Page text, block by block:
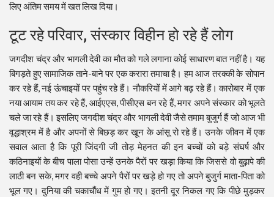
लिए अंतिम समय में खत लिख दिया।
टूट रहे परिवार, संस्कार विहीन हो रहे हैं लोग
जगदीश चंद्र और भागली देवी का मौत को गले लगाना कोई साधारण बात नहीं है। यह
बिगड़ते हुए सामाजिक ताने-बाने पर एक करारा तमाचा है। हम आज तरक्की के सोपान
कर रहे हैं, नई ऊंचाइयों पर पहुंच रहे हैं। नौकरियों में आगे बढ़ रहे हैं। कारोबार में एक
नया आयाम तय कर रहे हैं, आईएएस, पीसीएस बन रहे हैं, मगर अपने संस्कार को भूलते
चले जा रहे हैं। इसलिए जगदीश चंद्र और भागली देवी जैसे तमाम बुजुर्ग हैं जो आज भी
वृद्धाश्रम में है और अपनों से बिछड़ कर खून के आंसू रो रहे हैं। उनके जीवन में एक
सवाल आता है कि पूरी जिंदगी जी तोड़ मेहनत की इन बच्चों को बड़े संघर्ष और
कठिनाइयों के बीच पाला पोसा उन्हें उनके पैरों पर खड़ा किया कि जिससे वो बुढ़ापे की
लाठी बन सके, मगर वही बच्चे अपने पैरों पर खड़े हो गए तो अपने बुजुर्ग माता-पिता को
भूल गए। दुनिया की चकाचौंध में गुम हो गए। इतनी दूर निकल गए कि पीछे मुड़कर